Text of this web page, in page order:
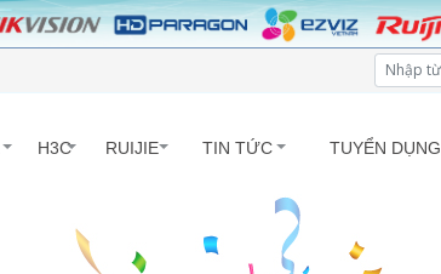
H3C RUIJIE TIN TỨC TUYỂN DỤNG